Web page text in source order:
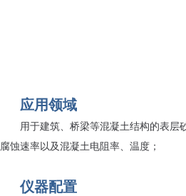
应用领域
用于建筑、桥梁等混凝土结构的表层
腐蚀速率以及混凝土电阻率、温度；
仪器配置